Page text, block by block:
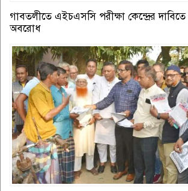
গাবতলীতে এইচএসসি পরীক্ষা কেন্দ্রের দাবিতে
অবরোধ